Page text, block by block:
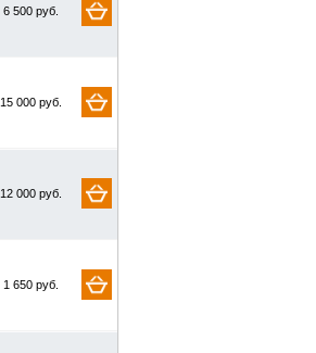
6 500 руб.
15 000 руб.
12 000 руб.
1 650 руб.